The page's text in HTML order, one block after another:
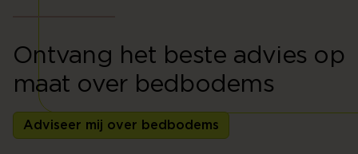
Ontvang het beste advies op
maat over bedbodems
Adviseer mij over bedbodems